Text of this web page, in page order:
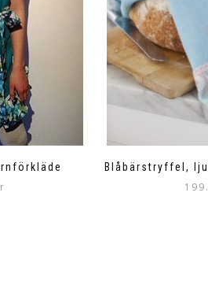
Blåbärstryffel,